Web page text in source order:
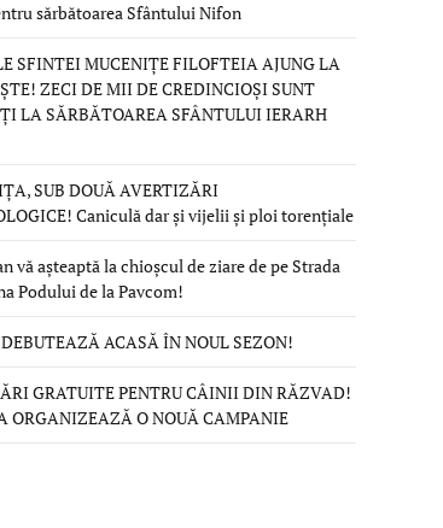
sărbătoarea Sfântului Nifon
SFINTEI MUCENIȚE FILOFTEIA AJUNG LA
ZECI DE MII DE CREDINCIOȘI SUNT
LA SĂRBĂTOAREA SFÂNTULUI IERARH
SUB DOUĂ AVERTIZĂRI
Caniculă dar și vijelii și ploi torențiale
vă așteaptă la chioșcul de ziare de pe Strada
Podului de la Pavcom!
ACASĂ ÎN NOUL SEZON!
GRATUITE PENTRU CÂINII DIN RĂZVAD!
ORGANIZEAZĂ O NOUĂ CAMPANIE